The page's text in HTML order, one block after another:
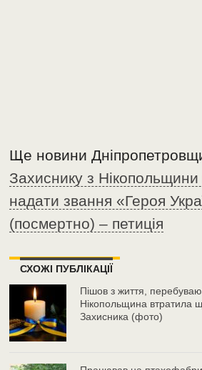
Ще новини
Захиснику з Нікопольщини
надати звання «Героя
(посмертно) – петиція
СХОЖІ ПУБЛІКАЦІЇ
Пішов з життя,
Нікопольщина втратила
Захисника (фото)